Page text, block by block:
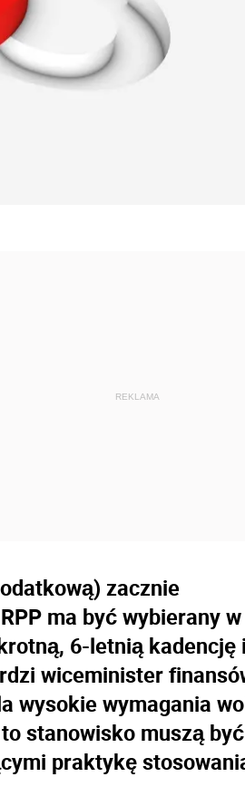
zacznie
ma być wybierany w
6-letnią kadencję i
wiceminister
wysokie wymagania
stanowisko muszą być
praktykę